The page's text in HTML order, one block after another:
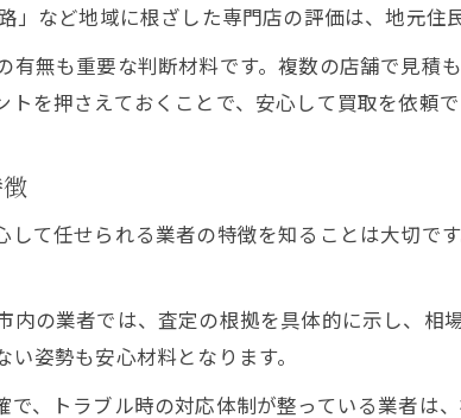
」など地域に根ざした専門店の評価は、地元住
有無も重要な判断材料です。複数の店舗で見積
を押さえておくことで、安心して買取を依頼で
て任せられる業者の特徴を知ることは大切で
内の業者では、査定の根拠を具体的に示し、相
姿勢も安心材料となります。
、トラブル時の対応体制が整っている業者は